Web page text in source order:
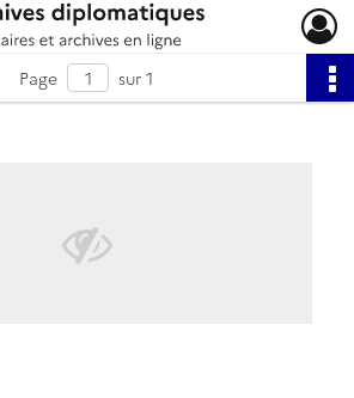
Page sur 1